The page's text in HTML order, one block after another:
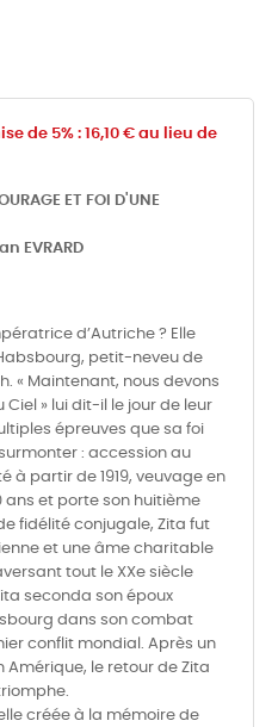
de 5% : 16,10 € au lieu de
ET FOI D'UNE
EVRARD
d’Autriche ? Elle
petit-neveu de
« Maintenant, nous devons
» lui dit-il le jour de leur
épreuves que sa foi
: accession au
à partir de 1919, veuvage en
ans et porte son huitième
fidélité conjugale, Zita fut
et une âme charitable
tout le XXe siècle
seconda son époux
dans son combat
conflit mondial. Après un
Amérique, le retour de Zita
créée à la mémoire de